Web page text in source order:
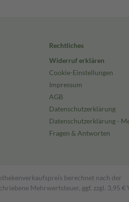
Rechtliches
Widerruf erklären
Cookie-Einstellungen
Impressum
AGB
Datenschutzerklärung
Datenschutzerklärung -
Fragen & Antworten
berechnet nach der
Mehrwertsteuer, ggf. zzgl. 3,95 €